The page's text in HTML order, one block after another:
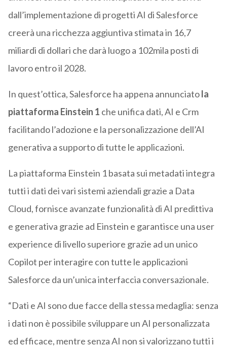
dall’implementazione di progetti AI di Salesforce
creerà una ricchezza aggiuntiva stimata in 16,7
miliardi di dollari che darà luogo a 102mila posti di
lavoro entro il 2028.
In quest’ottica, Salesforce ha appena annunciatola
piattaforma Einstein 1 che unifica dati, AI e Crm
facilitando l’adozione e la personalizzazione dell’AI
generativa a supporto di tutte le applicazioni.
La piattaforma Einstein 1 basata sui metadati integra
tutti i dati dei vari sistemi aziendali grazie a Data
Cloud, fornisce avanzate funzionalità di AI predittiva
e generativa grazie ad Einstein e garantisce una user
experience di livello superiore grazie ad un unico
Copilot per interagire con tutte le applicazioni
Salesforce da un’unica interfaccia conversazionale.
“Dati e AI sono due facce della stessa medaglia: senza
i dati non è possibile sviluppare un AI personalizzata
ed efficace, mentre senza AI non si valorizzano tutti i